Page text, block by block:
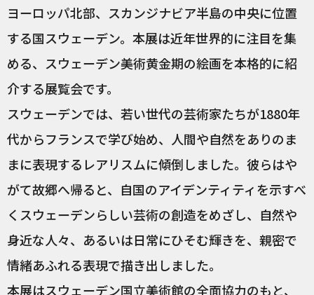
ヨーロッパ北部、スカンジナビア半島の中央に位置
する国スウェーデン。本展は近年世界的に注目を集
める、スウェーデン美術黄金期の絵画を本格的に紹
介する展覧会です。
スウェーデンでは、若い世代の芸術家たちが1880年
代からフランスで学び始め、人間や自然をありのま
まに表現するレアリスムに傾倒しました。彼らはや
がて故郷へ帰ると、自国のアイデンティティを示すべ
くスウェーデンらしい芸術の創造をめざし、自然や
身近な人々、あるいは日常にひそむ輝きを、親密で
情緒あふれる表現で描き出しました。
本展はスウェーデン国立美術館の全面協力のもと、